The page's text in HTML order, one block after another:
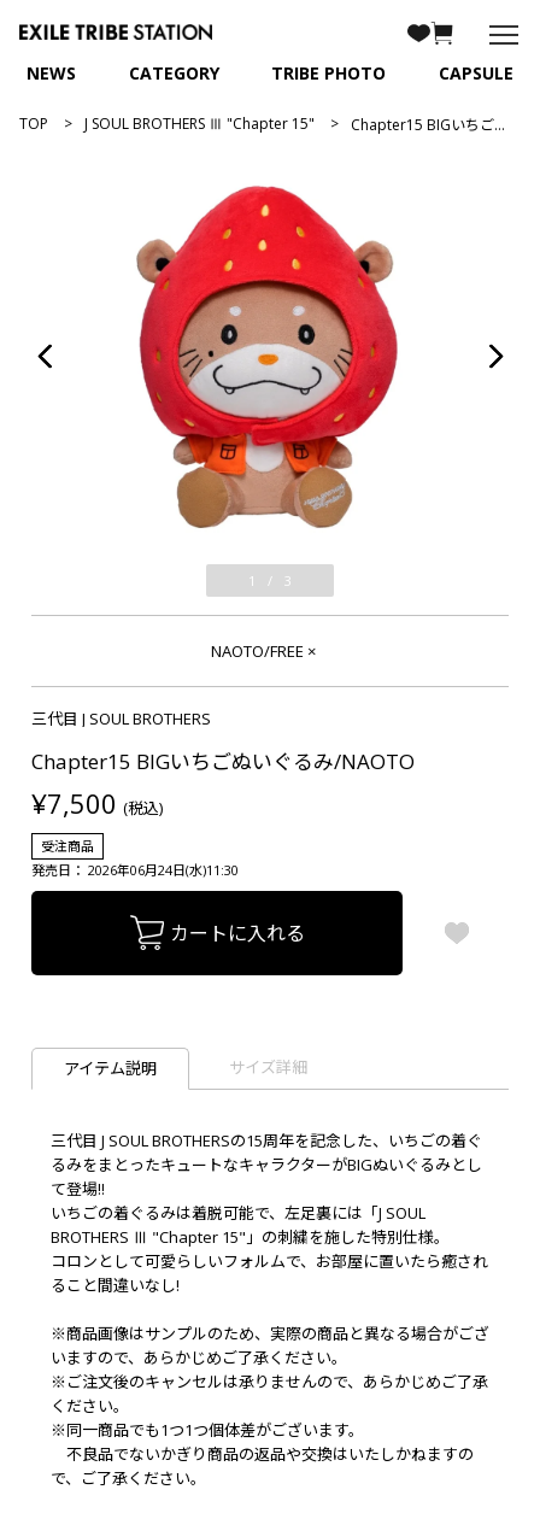
NEWS CATEGORY TRIBE PHOTO CAPSULE
TOP J SOUL BROTHERS Ⅲ "Chapter 15" Chapter15 BIGいちごぬいぐるみ/NAOTO
1 / 3
NAOTO/FREE ×
三代目 J SOUL BROTHERS
Chapter15 BIGいちごぬいぐるみ/NAOTO
¥7,500 (税込)
受注商品
発売日： 2026年06月24日(水)11:30
カートに入れる
アイテム説明 サイズ詳細
三代目 J SOUL BROTHERSの15周年を記念した、いちごの着ぐ
るみをまとったキュートなキャラクターがBIGぬいぐるみとし
て登場!!
いちごの着ぐるみは着脱可能で、左足裏には「J SOUL
BROTHERS Ⅲ "Chapter 15"」の刺繍を施した特別仕様。
コロンとして可愛らしいフォルムで、お部屋に置いたら癒され
ること間違いなし!
※商品画像はサンプルのため、実際の商品と異なる場合がござ
いますので、あらかじめご了承ください。
※ご注文後のキャンセルは承りませんので、あらかじめご了承
ください。
※同一商品でも1つ1つ個体差がございます。
不良品でないかぎり商品の返品や交換はいたしかねますの
で、ご了承ください。